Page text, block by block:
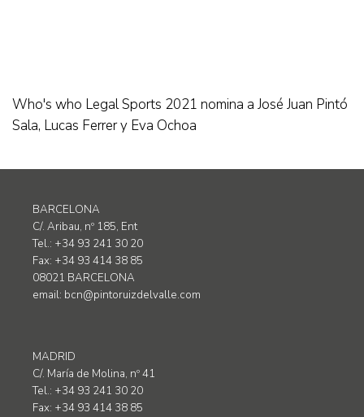
Who's who Legal Sports 2021 nomina a José Juan Pintó
Sala, Lucas Ferrer y Eva Ochoa
BARCELONA
C/. Aribau, nº 185, Ent
Tel.: +34 93 241 30 20
Fax: +34 93 414 38 85
08021 BARCELONA
email: bcn@pintoruizdelvalle.com
MADRID
C/. María de Molina, nº 41
Tel.: +34 93 241 30 20
Fax: +34 93 414 38 85